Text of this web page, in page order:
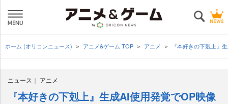
ホーム (オリコンニュース) アニメ&ゲーム TOP アニメ 『本好きの下剋上』
ニュース アニメ
『本好きの下剋上』生成AI使用発覚でOP映像